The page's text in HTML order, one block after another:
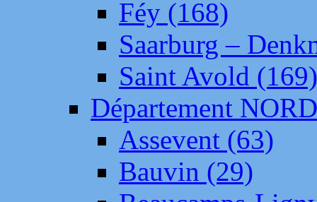
Féy (168)
Saarburg –
Saint Avold (169)
Département NORD
Assevent (63)
Bauvin (29)